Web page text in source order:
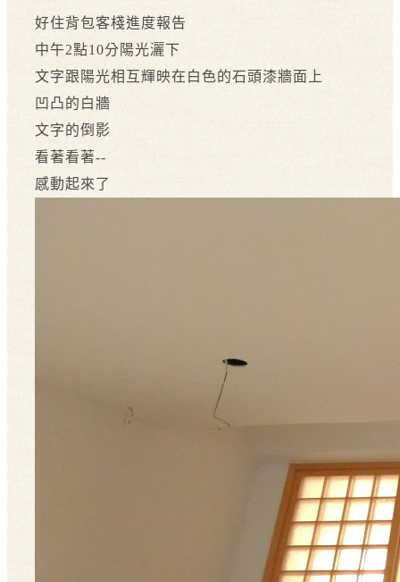
好住背包客棧進度報告
中午2點10分陽光灑下
文字跟陽光相互輝映在白色的石頭漆牆面上
凹凸的白牆
文字的倒影
看著看著--
感動起來了